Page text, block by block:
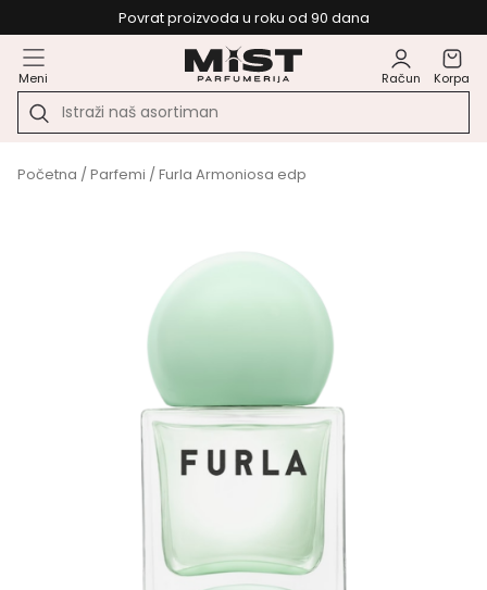
Povrat proizvoda u roku od 90 dana
Meni Račun Korpa
Početna /Parfemi / Furla Armoniosa edp